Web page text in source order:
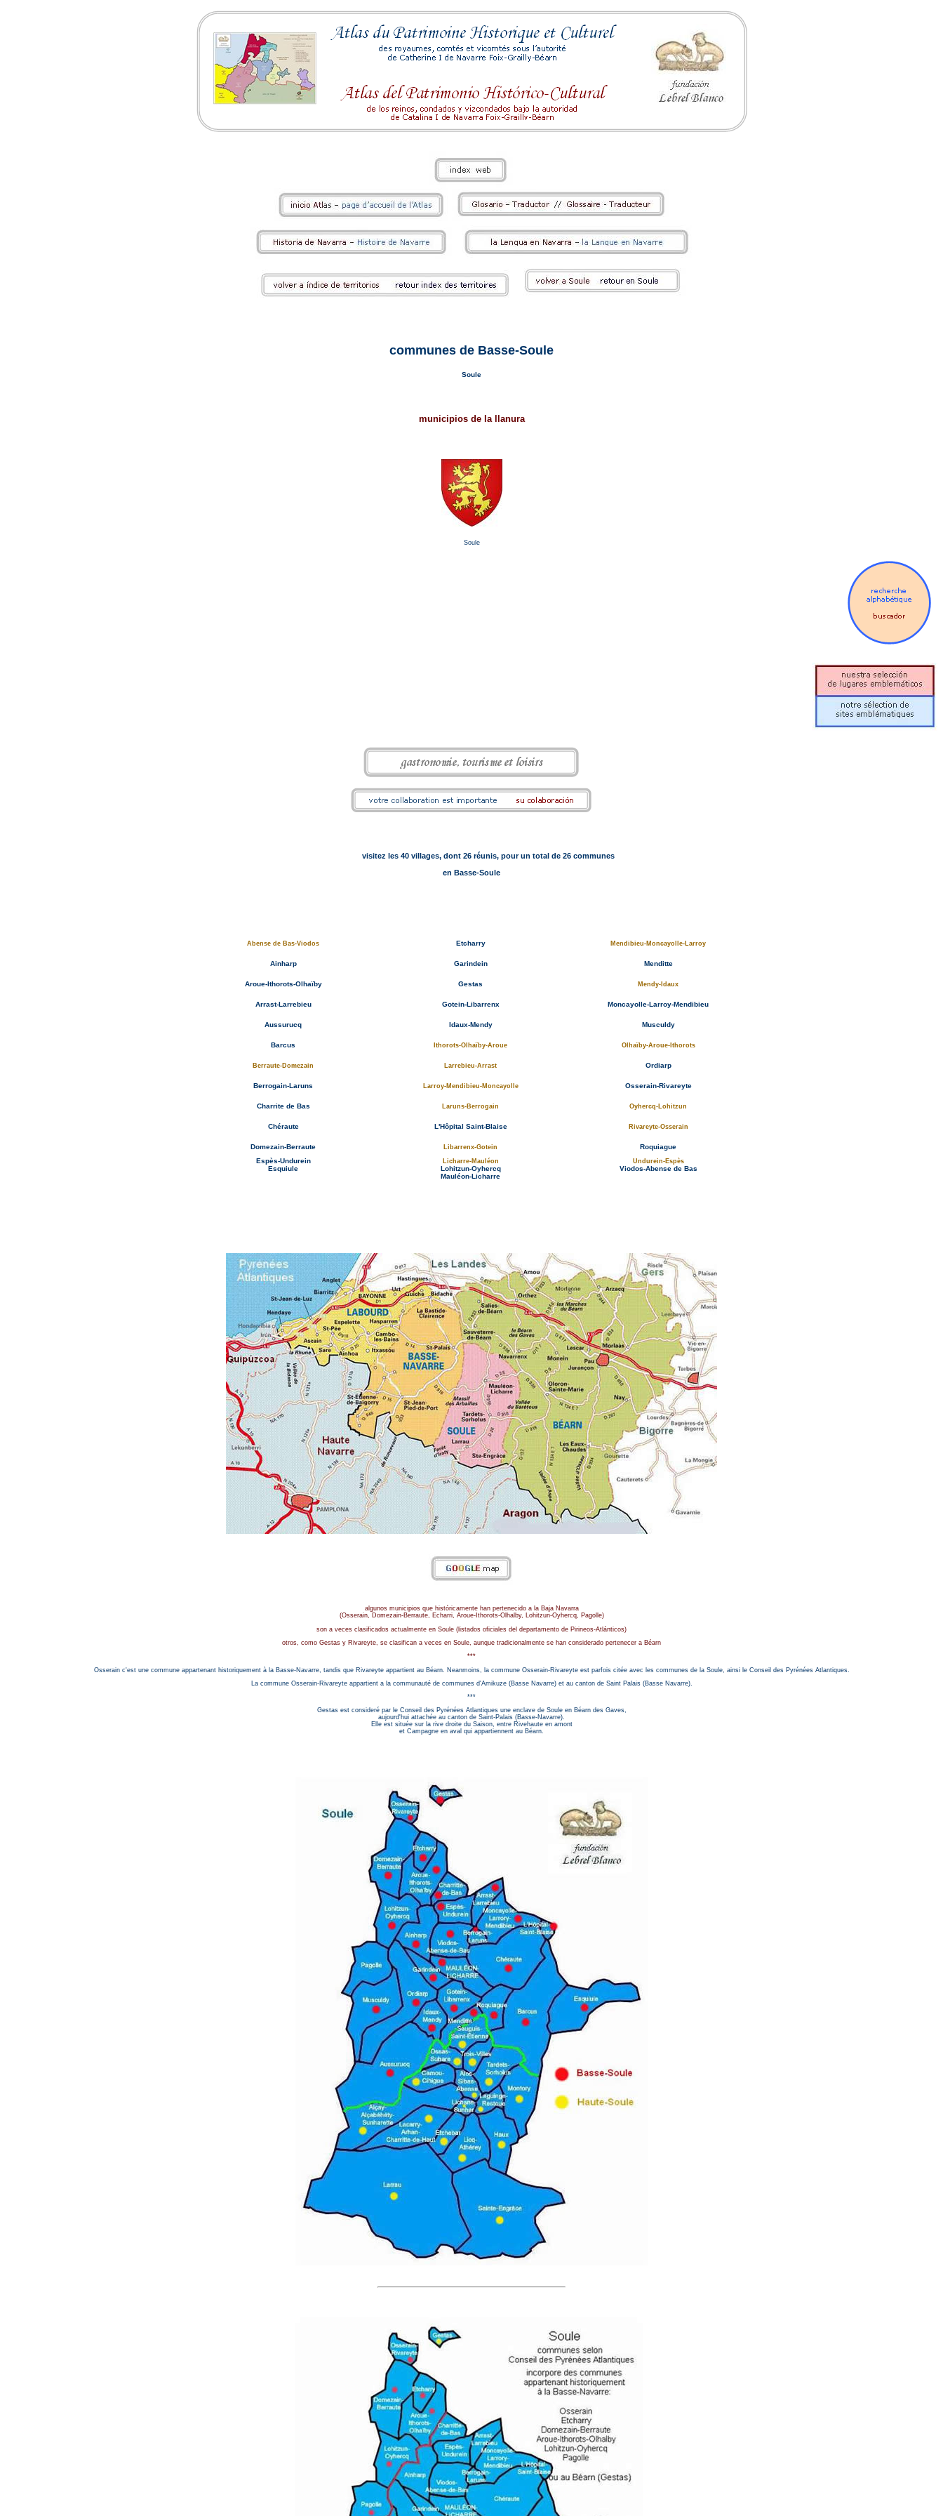
communes de Basse-Soule
Soule
municipios de la llanura
Soule
visitez les 40 villages, dont 26 réunis, pour un total de 26 communes
en Basse-Soule
Abense de Bas-Viodos Etcharry Mendibieu-Moncayolle-Larroy
Ainharp Garindein Menditte
Aroue-Ithorots-Olhaïby Gestas Mendy-Idaux
Arrast-Larrebieu Gotein-Libarrenx Moncayolle-Larroy-Mendibieu
Aussurucq Idaux-Mendy Musculdy
Barcus Ithorots-Olhaïby-Aroue Olhaïby-Aroue-Ithorots
Berraute-Domezain Larrebieu-Arrast Ordiarp
Berrogain-Laruns Larroy-Mendibieu-Moncayolle Osserain-Rivareyte
Charrite de Bas Laruns-Berrogain Oyhercq-Lohitzun
Chéraute L'Hôpital Saint-Blaise Rivareyte-Osserain
Domezain-Berraute Libarrenx-Gotein
Roquiague
Espès-Undurein
Licharre-Mauléon Undurein-Espès
Esquiule Lohitzun-Oyhercq
Viodos-Abense de Bas
Mauléon-Licharre
algunos municipios que históricamente han pertenecido a la Baja Navarra
(Osserain, Domezain-Berraute, Echarri, Aroue-Ithorots-Olhalby, Lohitzun-Oyhercq, Pagolle)
son a veces clasificados actualmente en Soule (listados oficiales del departamento de Pirineos-Atlánticos)
otros, como Gestas y Rivareyte, se clasifican a veces en Soule, aunque tradicionalmente se han considerado pertenecer a Béarn
***
Osserain c'est une commune appartenant historiquement à la Basse-Navarre, tandis que Rivareyte appartient au Béarn. Neanmoins, la commune Osserain-Rivareyte est parfois citée avec les communes de la Soule, ainsi le Conseil des Pyrénées Atlantiques.
La commune Osserain-Rivareyte appartient a la communauté de communes d'Amikuze (Basse Navarre) et au canton de Saint Palais (Basse Navarre).
***
Gestas est consideré par le Conseil des Pyrénées Atlantiques une enclave de Soule en Béarn des Gaves,
aujourd'hui attachée au canton de Saint-Palais (Basse-Navarre).
Elle est située sur la rive droite du Saison, entre Rivehaute en amont
et Campagne en aval qui appartiennent au Béarn.